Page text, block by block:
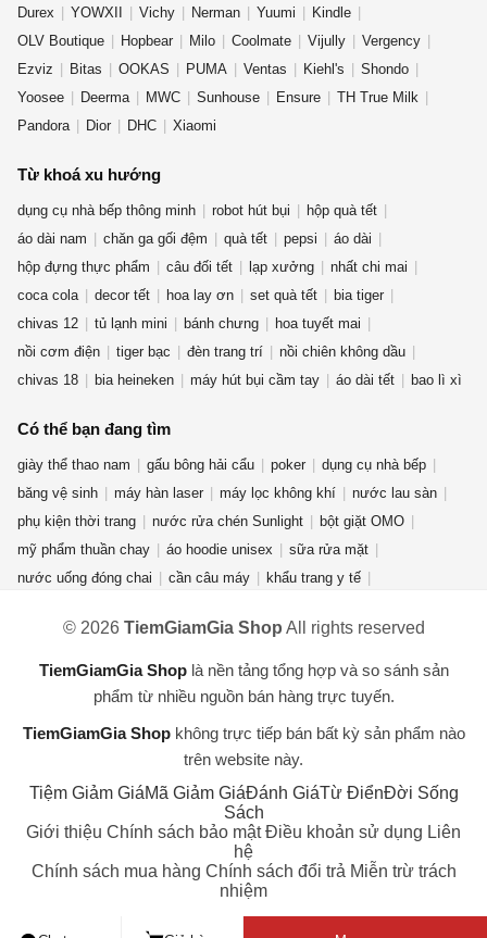
Durex
YOWXII Vichy Nerman Yuumi
Kindle
OLV Boutique
Hopbear Milo Coolmate Vijully
Vergency
Ezviz
Bitas OOKAS PUMA Ventas Kiehl's
Shondo
Yoosee
Deerma MWC Sunhouse Ensure
TH True Milk
Pandora
Dior DHC Xiaomi
Từ khoá xu hướng
dụng cụ nhà bếp thông minh robot hút bụi
hộp quà tết
áo dài nam
chăn ga gối đệm quà tết pepsi
áo dài
hộp đựng thực phẩm
câu đối tết lạp xưởng
nhất chi mai
coca cola
decor tết hoa lay ơn set quà tết
bia tiger
chivas 12
tủ lạnh mini bánh chưng
hoa tuyết mai
nồi cơm điện
tiger bạc đèn trang trí
nồi chiên không dầu
chivas 18
bia heineken máy hút bụi cầm tay áo dài tết bao lì xì
Có thể bạn đang tìm
giày thể thao nam gấu bông hải cẩu poker
dụng cụ nhà bếp
băng vệ sinh
máy hàn laser máy lọc không khí
nước lau sàn
phụ kiện thời trang
nước rửa chén Sunlight
bột giặt OMO
mỹ phẩm thuần chay
áo hoodie unisex
sữa rửa mặt
nước uống đóng chai
cần câu máy
khẩu trang y tế
đèn năng lượng mặt trời
bình đun siêu tốc
chuồng mèo
dụng cụ vệ sinh nhà cửa
áo thun nam nữ
bàn phím cơ aula f75
điện thoại redmi turbo 4 pro
© 2026 TiemGiamGia Shop All rights reserved
TiemGiamGia Shoplà nền tảng tổng hợp và so sánh sản
phẩm từ nhiều nguồn bán hàng trực tuyến.
TiemGiamGia Shopkhông trực tiếp bán bất kỳ sản phẩm nào
trên website này.
Tiệm Giảm GiáMã Giảm GiáĐánh GiáTừ ĐiểnĐời Sống
Sách
Giới thiệu Chính sách bảo mật Điều khoản sử dụng Liên
hệ
Chính sách mua hàng Chính sách đổi trả Miễn trừ trách
nhiệm